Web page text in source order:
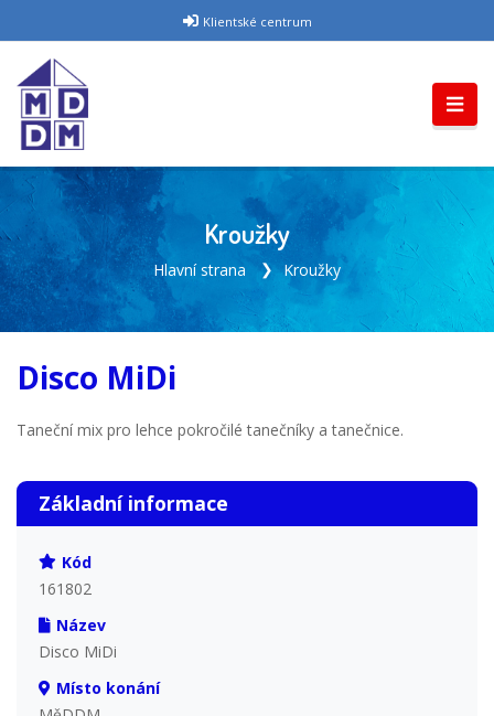
Klientské centrum
Kroužky
Hlavní strana Kroužky
Disco MiDi
Taneční mix pro lehce pokročilé tanečníky a tanečnice.
Základní informace
Kód
161802
Název
Disco MiDi
Místo konání